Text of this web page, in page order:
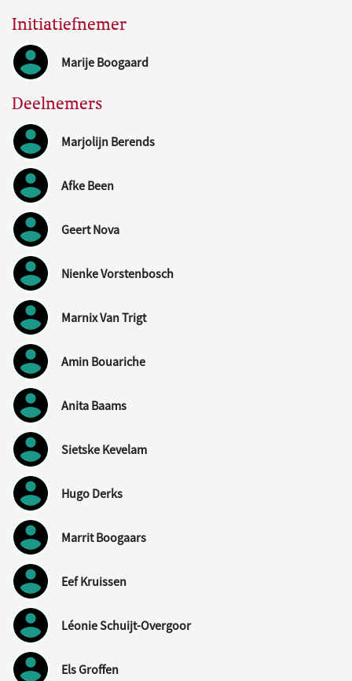
Initiatiefnemer
Marije Boogaard
Deelnemers
Marjolijn Berends
Afke Been
Geert Nova
Nienke Vorstenbosch
Marnix Van Trigt
Amin Bouariche
Anita Baams
Sietske Kevelam
Hugo Derks
Marrit Boogaars
Eef Kruissen
Léonie Schuijt-Overgoor
Els Groffen